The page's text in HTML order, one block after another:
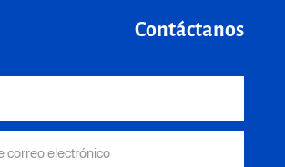
Contáctanos